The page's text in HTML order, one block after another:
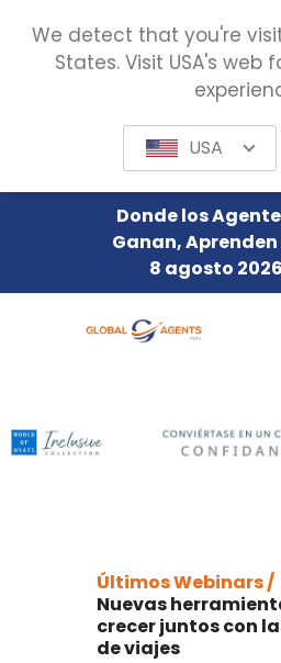
Donde los
Ganan,
8 agosto
Últimos Webinars /
Nuevas
crecer juntos con
de viajes
We detect that you're
States. Visit USA's
USA